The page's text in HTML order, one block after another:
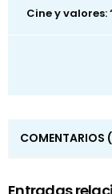
Cine y
COMENTARIOS